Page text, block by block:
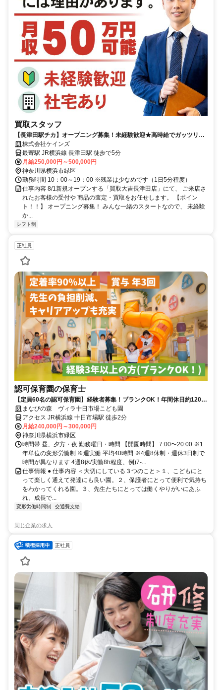
買取スタッフ
【長津田駅チカ】オープニング募集！未経験歓迎★高時給でガッツリ稼
げる！スマホ簡単査定＆強引な交渉なし
株式会社ケインズ
最寄駅 JR横浜線 長津田駅 徒歩で5分
月給250,000円～500,000円
神奈川県横浜市緑区
勤務時間 10：00～19：00 ※残業は少なめです（1日5分程度）
仕事内容 8/1新規オープンする「買取大吉長津田店」にて、 ご来店さ
れたお客様の受付や 商品の査定・買取をお任せします。 【ポイン
ト！！】 オープニング募集！ みんな一緒のスタートなので、 未経験
か...
シフト制
正社員
認可保育園の保育士
【定員60名の認可保育園】経験者募集！ブランクOK！年間休日約120日
♪キャリアアップも充実
まなびの森 ヴィラ十日市場こども園
アクセス JR横浜線 十日市場駅 徒歩2分
月給240,000円～300,000円
神奈川県横浜市緑区
時間帯 昼、夕方・夜 勤務曜日・時間 【開園時間】 7:00〜20:00 ※1
年単位の変形労働制 ※週実働 平均40時間 ※4週8休制・週休3日制で
時間が異なります 4週8休/実働8h程度、例)7-...
仕事情報 ● 仕事内容 ＜大切にしている３つのこと＞１、こどもにと
って楽しく通えて発達にも良い園。２、保護者にとって便利で気持ち
をわかってくれる園。３、先生たちにとっては働くやりがいにあふ
れ、成長で...
変形労働時間制 交通費支給
同じ企業の求人
正社員